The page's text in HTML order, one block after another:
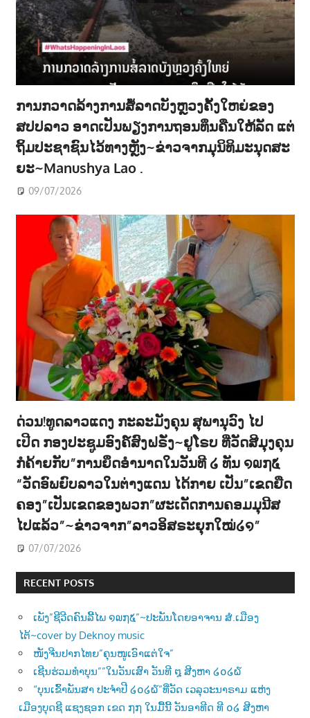
ການກວາດລ້າງການສໍ້ລາດບັງຫຼວງຄັ້ງໃຫຍ່ຂອງ
ສປປລາວ ອາດເປັນພຽງການຖອນທຶນຄືນໃຫ້ລັດ ແຕ່
ຖິ້ມປະຊາຊົນໄວ້ທາງຫຼັງ~ຂ່າວຈາກມຸນິທິມະນຸດສະ
ຍະ~Manushya Lao .
09/07/2026
ດ່ວນ!ທູດລາວແດງ ກະລະມັງຄຸນ ສຸພານຸວົງ ໄປ
ເປີດ ກອງປະຊູມອົງຄ໌ສົງຝຣັ່ງ~ຢູໂຣບ ທີ່ວັດສີມຸງຄຸນ
ກໍຄ້າຍກັບ”ການຍຶດອຳນາດໃນວັນທີ ໒ ທັນ ໑໙໗໕
“ວັດອົພຍົບລາວໃນຕ່າງແດນ ໄດ້ກາຍ ເປັນ”ເຂດຍືດ
ຄອງ”ເປັນເຂດຂອງພວກ”ຜະເດັດການຄອມມຸນີສ
ໄປແລ້ວ”~ຂ່າວຈາກ”ລາວອິສຣະຍຸກໃໝ່໒໑”
07/07/2026
RECENT POSTS
ເພັງ”ຊີວີດຄົນລີ້ໄພ ໑໙໗໕”~ປະພັນໂດຍອາຈານ ສໍ.ເມືອງ
ໄຕ້~cover by Deknoy music
ໜັງຈີນປາກໄທຍ”ຄຸນໜູເອົາແຕ່ໃຈ”
ເຊີນຮ່ວມທຳບຸນ””ໃນວັນເສົາ ວັນທີ ໘ ສີງຫາ ໒໐໒໖
“ບຸນເຂົ້າພັນສາ ປະຈຳປີ ໒໐໒໖”ທີ່ວັດ ເວລຸວະນາຣາມ ແຫ່ງ
ເມືອງບຸດຊີ ແຊງຊອກ ເຂດ ໗໗ ໃນມື້ນີ້ ວັນອາທີດ ທີ ໐໒ ສີງຫາ